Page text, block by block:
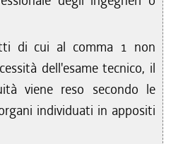
di cui al comma 1 non
dell'esame tecnico, il
viene reso secondo le
individuati in appositi